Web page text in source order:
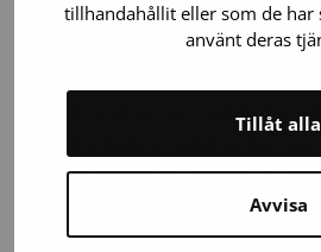
tillhandahållit eller som de har
använt deras
Avvisa
Tillåt alla
Användningen av
helg kan behovet uppgå